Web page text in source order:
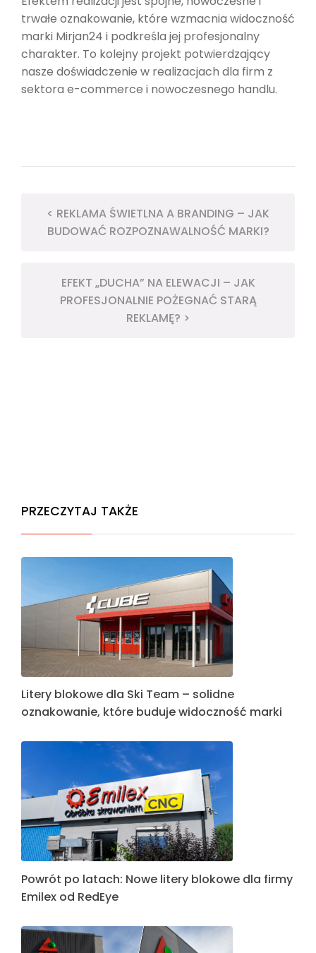
trwałe oznakowanie, które wzmacnia widoczność
marki Mirjan24 i podkreśla jej profesjonalny
charakter. To kolejny projekt potwierdzający
nasze doświadczenie w realizacjach dla firm z
sektora e-commerce i nowoczesnego handlu.
< REKLAMA ŚWIETLNA A BRANDING – JAK
BUDOWAĆ ROZPOZNAWALNOŚĆ MARKI?
EFEKT „DUCHA” NA ELEWACJI – JAK
PROFESJONALNIE POŻEGNAĆ STARĄ
REKLAMĘ? >
PRZECZYTAJ TAKŻE
Litery blokowe dla Ski Team – solidne
oznakowanie, które buduje widoczność marki
Powrót po latach: Nowe litery blokowe dla firmy
Emilex od RedEye